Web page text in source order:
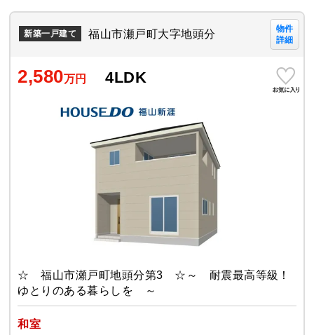
新築一戸建て 福山市瀬戸町大字地頭分
物件
詳細
2,580万円 4LDK
☆ 福山市瀬戸町地頭分第3 ☆～ 耐震最高等級！
ゆとりのある暮らしを ～
和室